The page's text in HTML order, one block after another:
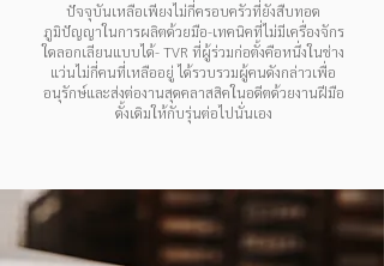
ปัจจุบันเหลือเพียงไม่กี่ครอบครัวที่ยังสืบทอด
ภูมิปัญญาในการผลิตด้วยมือ-เทคนิคที่ไม่มีเครื่องจักร
ใดลอกเลียนแบบได้- TVR ที่ผู้ร่วมก่อตั้งคือหนึ่งในช่าง
แว่นไม่กี่คนที่เหลืออยู่ ได้รวบรวมผู้คนดังกล่าวเพื่อ
อนุรักษ์และส่งต่องานสุดคลาสสิคในอดีตด้วยงานฝีมือ
ดั้งเดิมให้กับรุ่นต่อไปนั่นเอง